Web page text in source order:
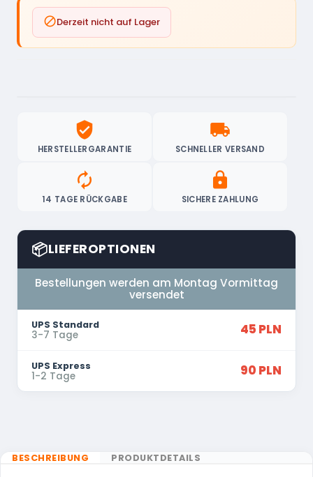
Derzeit nicht auf Lager
verified_user
HERSTELLERGARANTIE
local_shipping
SCHNELLER VERSAND
autorenew
14 TAGE RÜCKGABE
lock
SICHERE ZAHLUNG
📦LIEFEROPTIONEN
Bestellungen werden am Montag Vormittag
versendet
UPS Standard
3-7 Tage 45 PLN
UPS Express
1-2 Tage 90 PLN
BESCHREIBUNG PRODUKTDETAILS